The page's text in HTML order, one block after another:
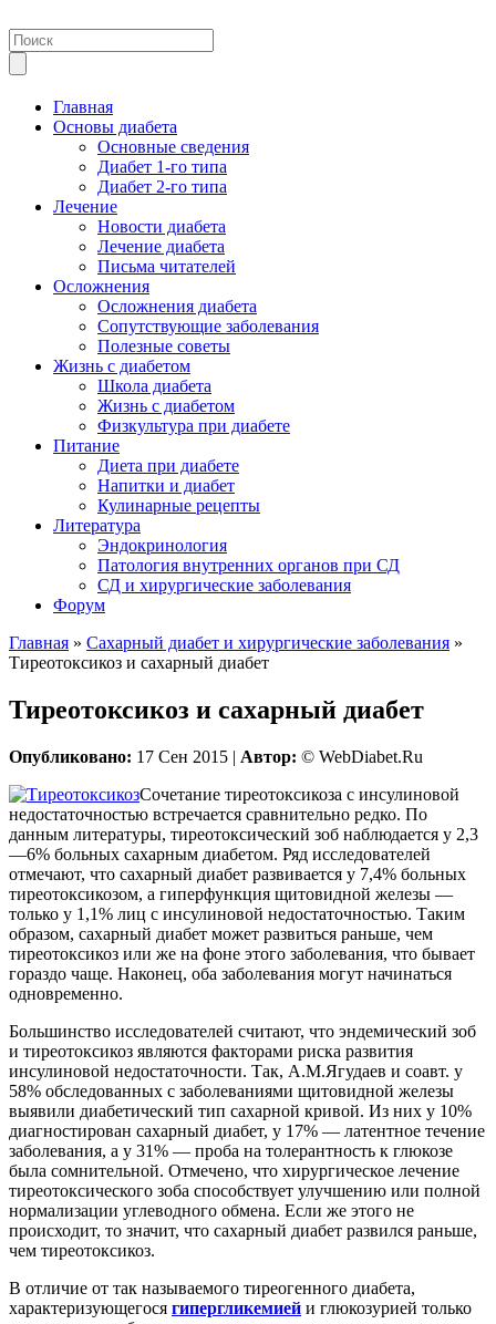
Главная
Основы диабета
Основные сведения
Диабет 1-го типа
Диабет 2-го типа
Лечение
Новости диабета
Лечение диабета
Письма читателей
Осложнения
Осложнения диабета
Сопутствующие заболевания
Полезные советы
Жизнь с диабетом
Школа диабета
Жизнь с диабетом
Физкультура при диабете
Питание
Диета при диабете
Напитки и диабет
Кулинарные рецепты
Литература
Эндокринология
Патология внутренних органов при СД
СД и хирургические заболевания
Форум
Главная » Сахарный диабет и хирургические заболевания »
Тиреотоксикоз и сахарный диабет
Тиреотоксикоз и сахарный диабет
Опубликовано: 17 Сен 2015 | Автор: © WebDiabet.Ru
Сочетание тиреотоксикоза с инсулиновой
недостаточностью встречается сравнительно редко. По
данным литературы, тиреотоксический зоб наблюдается у 2,3
—6% больных сахарным диабетом. Ряд исследователей
отмечают, что сахарный диабет развивается у 7,4% больных
тиреотоксикозом, а гиперфункция щитовидной железы —
только у 1,1% лиц с инсулиновой недостаточностью. Таким
образом, сахарный диабет может развиться раньше, чем
тиреотоксикоз или же на фоне этого заболевания, что бывает
гораздо чаще. Наконец, оба заболевания могут начинаться
одновременно.
Большинство исследователей считают, что эндемический зоб
и тиреотоксикоз являются факторами риска развития
инсулиновой недостаточности. Так, А.М.Ягудаев и соавт. у
58% обследованных с заболеваниями щитовидной железы
выявили диабетический тип сахарной кривой. Из них у 10%
диагностирован сахарный диабет, у 17% — латентное течение
заболевания, а у 31% — проба на толерантность к глюкозе
была сомнительной. Отмечено, что хирургическое лечение
тиреотоксического зоба способствует улучшению или полной
нормализации углеводного обмена. Если же этого не
происходит, то значит, что сахарный диабет развился раньше,
чем тиреотоксикоз.
В отличие от так называемого тиреогенного диабета,
характеризующегося гипергликемией и глюкозурией только